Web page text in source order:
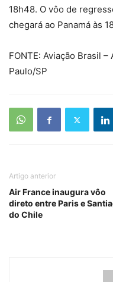
18h48. O vôo de
chegará ao Panamá às
FONTE: Aviação Brasil
Paulo/SP
Artigo anterior
Air France inaugura vôo
direto entre Paris e
do Chile